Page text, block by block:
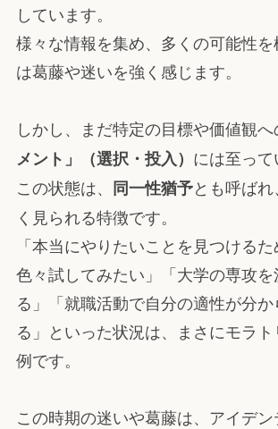
しています。
様々な情報を集め、多くの可能性
は葛藤や迷いを強く感じます。
しかし、まだ特定の目標や価値観へ
メント」（選択・投入） には至って
この状態は、 同一性猶予とも呼ば
く見られる特徴です。
「本当にやりたいことを見つける
色々試してみたい」「大学の専攻
る」「就職活動で自分の適性が分
る」といった状況は、まさにモラ
例です。
この時期の迷いや葛藤は、アイデ